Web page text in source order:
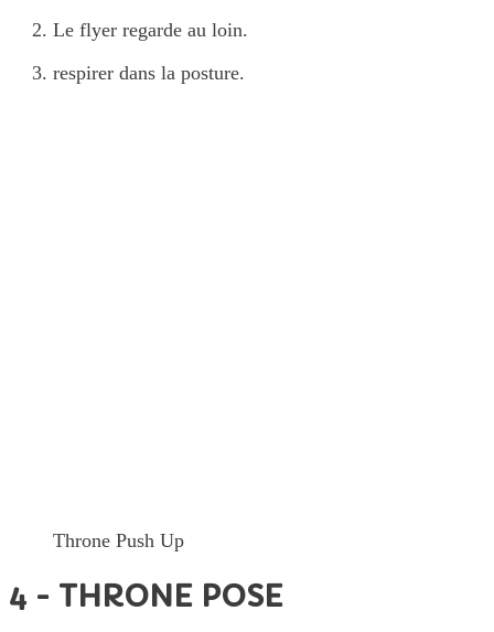
Le flyer regarde au loin.
respirer dans la posture.
Throne Push Up
4 - THRONE POSE